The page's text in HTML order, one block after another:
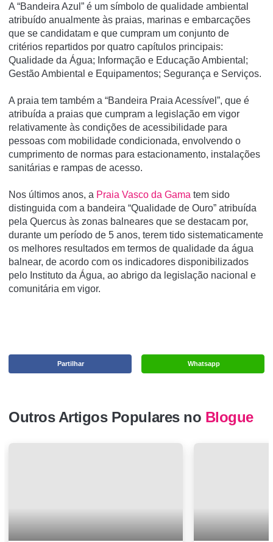
A “Bandeira Azul” é um símbolo de qualidade ambiental
atribuído anualmente às praias, marinas e embarcações
que se candidatam e que cumpram um conjunto de
critérios repartidos por quatro capítulos principais:
Qualidade da Água; Informação e Educação Ambiental;
Gestão Ambiental e Equipamentos; Segurança e Serviços.
A praia tem também a “Bandeira Praia Acessível”, que é
atribuída a praias que cumpram a legislação em vigor
relativamente às condições de acessibilidade para
pessoas com mobilidade condicionada, envolvendo o
cumprimento de normas para estacionamento, instalações
sanitárias e rampas de acesso.
Nos últimos anos, a Praia Vasco da Gama tem sido
distinguida com a bandeira “Qualidade de Ouro” atribuída
pela Quercus às zonas balneares que se destacam por,
durante um período de 5 anos, terem tido sistematicamente
os melhores resultados em termos de qualidade da água
balnear, de acordo com os indicadores disponibilizados
pelo Instituto da Água, ao abrigo da legislação nacional e
comunitária em vigor.
Whatsapp
Partilhar
Outros Artigos Populares no Blogue